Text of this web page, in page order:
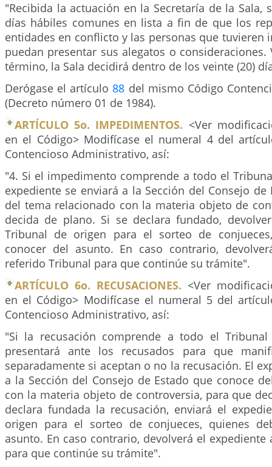
"Recibida la actuación en la Secretaría de la Sala,
días hábiles comunes en lista a fin de que los
entidades en conflicto y las personas que tuvieren
puedan presentar sus alegatos o
término, la Sala decidirá dentro de los veinte (20)
Derógase el artículo 88 del mismo Código
(Decreto número 01 de 1984).
ARTÍCULO 5o. IMPEDIMENTOS. <Ver
en el Código> Modifícase el numeral 4 del
Contencioso Administrativo, así:
"4. Si el impedimento comprende a todo el
expediente se enviará a la Sección del Consejo de
del tema relacionado con la materia objeto de
decida de plano. Si se declara fundado,
Tribunal de origen para el sorteo de
conocer del asunto. En caso contrario,
referido Tribunal para que continúe su trámite".
ARTÍCULO 6o. RECUSACIONES. <Ver
en el Código> Modifícase el numeral 5 del
Contencioso Administrativo, así:
"Si la recusación comprende a todo el Tribunal
presentará ante los recusados para que
separadamente si aceptan o no la recusación. El
a la Sección del Consejo de Estado que conoce
con la materia objeto de controversia, para que
declara fundada la recusación, enviará el
origen para el sorteo de conjueces, quienes
asunto. En caso contrario, devolverá el
para que continúe su trámite".